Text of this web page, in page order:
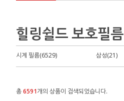
힐링쉴드 보호필름
시계 필름(6529) 삼성(21)
총6591개의 상품이 검색되었습니다.